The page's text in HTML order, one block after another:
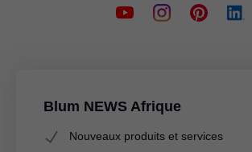
Blum NEWS Afrique
Nouveaux produits et services